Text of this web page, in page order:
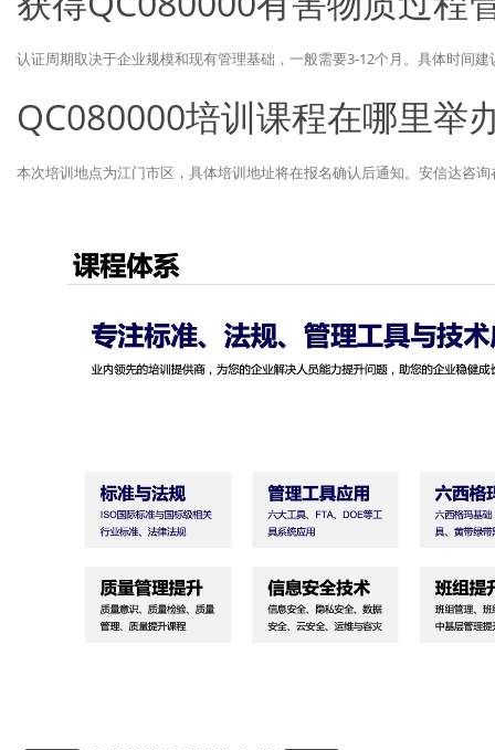
认证周期取决于企业规模和现有管理基础，一般需要3-12个月。具体时间
QC080000培训课程在哪里举
本次培训地点为江门市区，具体培训地址将在报名确认后通知。安信达咨